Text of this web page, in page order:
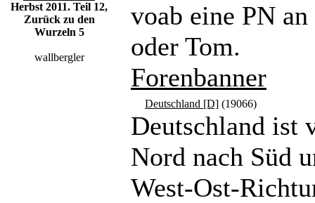
Herbst 2011. Teil 12,
Zurück zu den
Wurzeln 5
wallbergler
voab eine PN
oder Tom.
Forenbanner
Deutschland [D] (19066)
Deutschland ist
Nord nach Süd
West-Ost-